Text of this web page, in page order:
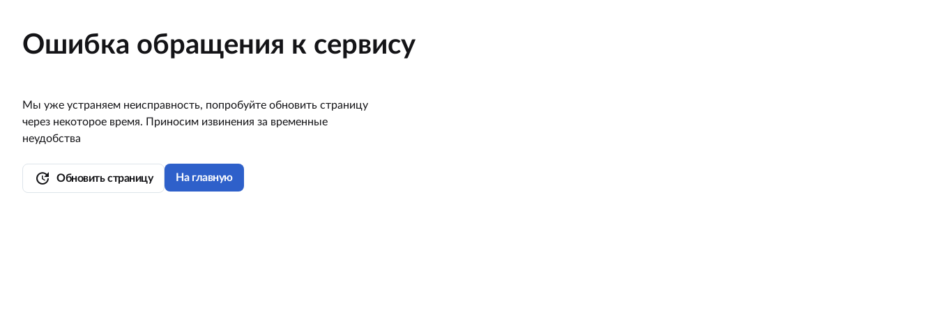
Ошибка обращения к сервису
Мы уже устраняем неисправность, попробуйте обновить страницу
через некоторое время. Приносим извинения за временные
неудобства
update Обновить страницу На главную